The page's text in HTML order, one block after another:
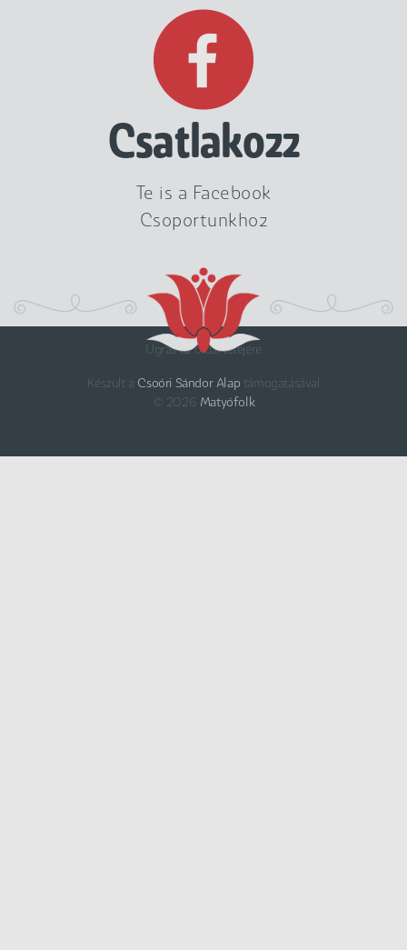
Csatlakozz
Te is a Facebook
Csoportunkhoz
Készült a Csoóri Sándor Alap támogatásával
Ugrás az oldal tetejére
© 2026 Matyófolk